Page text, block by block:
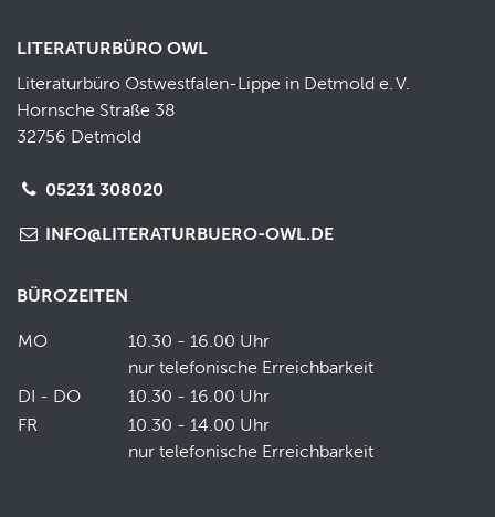
LITERATURBÜRO OWL
Literaturbüro Ostwestfalen-Lippe in Detmold e.V.
Hornsche Straße 38
32756 Detmold
05231 308020
INFO@LITERATURBUERO-OWL.DE
BÜROZEITEN
MO
10.30 - 16.00 Uhr
nur telefonische Erreichbarkeit
DI - DO
10.30 - 16.00 Uhr
FR
10.30 - 14.00 Uhr
nur telefonische Erreichbarkeit